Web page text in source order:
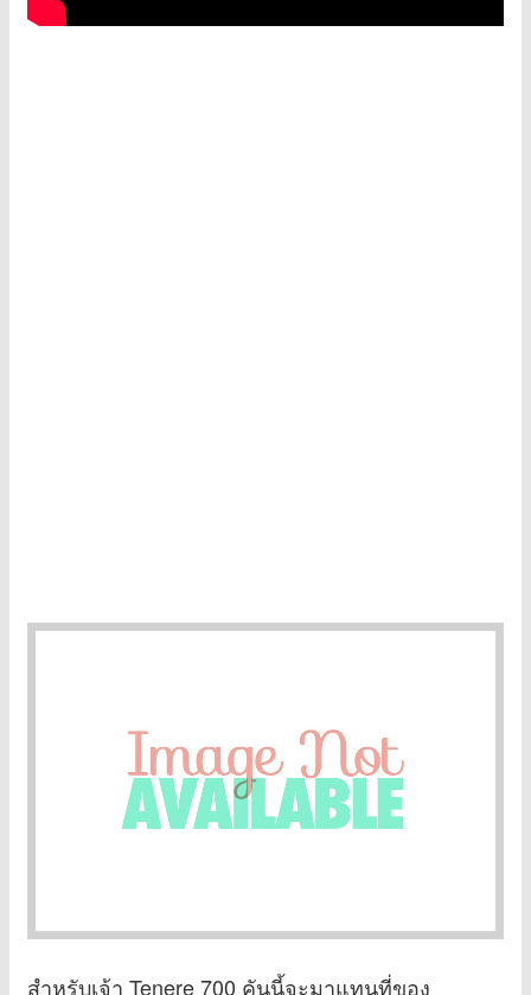
สำหรับเจ้า Tenere 700 คันนี้จะมาแทนที่ของ